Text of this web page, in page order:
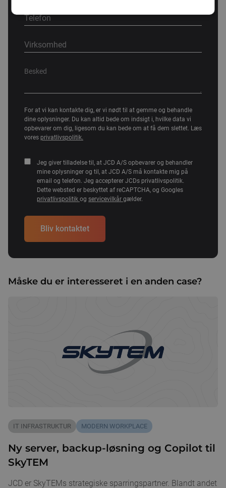
For at vi kan kontakte dig, er vi nødt til at gemme og behandle
dine oplysninger. Du kan altid bede om indsigt i, hvilke data vi
opbevarer om dig, ligesom du kan bede om at få dem slettet. Læs
vores privatlivspolitik.
Jeg giver tilladelse til, at JCD A/S opbevarer og behandler
mine oplysninger og til, at JCD A/S må kontakte mig på
email og telefon. Jeg accepterer JCDs privatlivspolitik.
Dette websted er beskyttet af reCAPTCHA, og Googles
privatlivspolitik og servicevilkår gælder.
Måske du er interesseret i en anden case?
IT INFRASTRUKTUR MODERN WORKPLACE
Ny server, backup-løsning og Copilot til
SkyTEM
JCD er SkyTEMs strategiske sparringspartner. Blandt andet